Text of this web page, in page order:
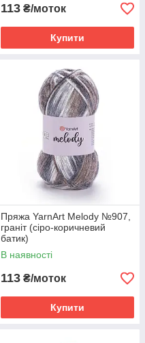
113 ₴/моток
Купити
Пряжа YarnArt Melody №907,
граніт (сіро-коричневий
батик)
В наявності
113 ₴/моток
Купити